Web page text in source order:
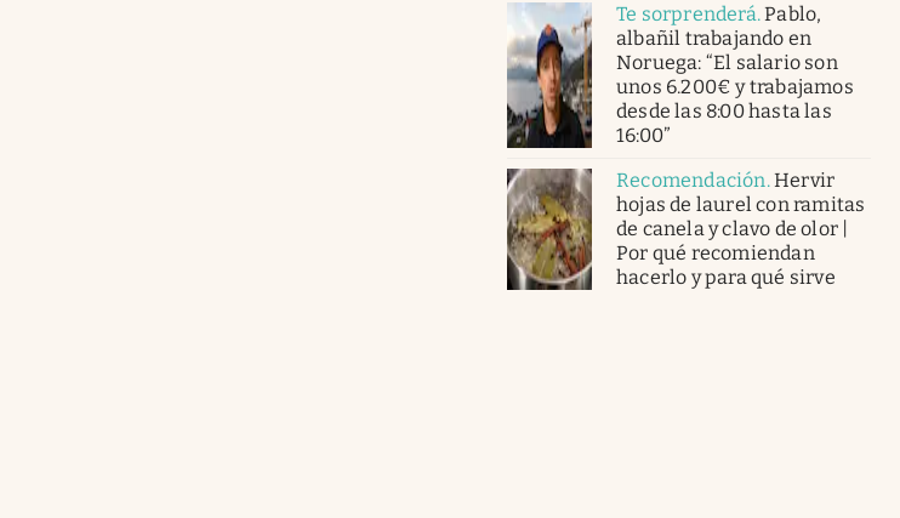
Te sorprenderá.Pablo,
albañil trabajando en
Noruega: “El salario son
unos 6.200€ y trabajamos
desde las 8:00 hasta las
16:00”
Recomendación.Hervir
hojas de laurel con ramitas
de canela y clavo de olor |
Por qué recomiendan
hacerlo y para qué sirve